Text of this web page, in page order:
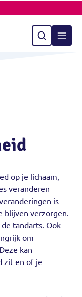
op je lichaam,
veranderen
is
blijven verzorgen.
tandarts. Ook
om
kan
zit en of je